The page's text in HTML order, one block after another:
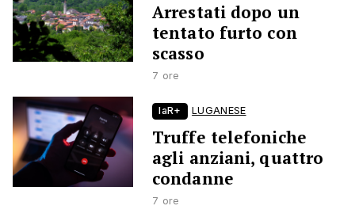
Arrestati dopo un
tentato furto con
scasso
7 ore
laR+ LUGANESE
Truffe telefoniche
agli anziani, quattro
condanne
7 ore